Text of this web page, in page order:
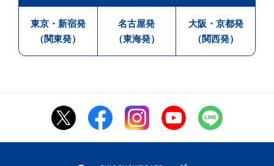
東京・新宿発
（関東発）
名古屋発
（東海発）
大阪・京都発
（関西発）